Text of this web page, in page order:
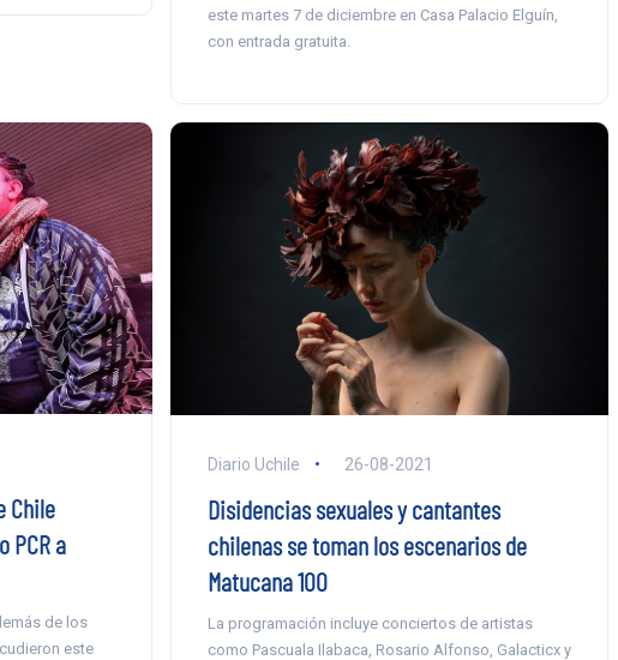
este martes 7 de diciembre en Casa Palacio Elguín,
con entrada gratuita.
Chile
PCR a
de los
este
Diario Uchile 26-08-2021
Disidencias sexuales y cantantes
chilenas se toman los escenarios de
Matucana 100
La programación incluye conciertos de artistas
como Pascuala Ilabaca, Rosario Alfonso, Galacticx y